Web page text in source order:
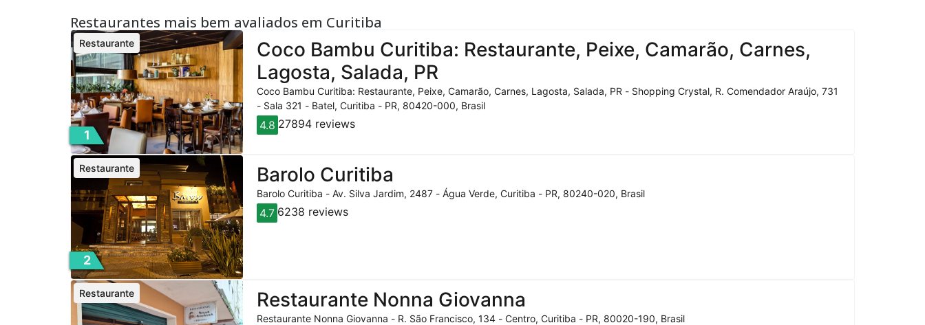
Restaurantes mais bem avaliados em Curitiba
1
Coco Bambu Curitiba: Restaurante, Peixe, Camarão, Carnes,
Lagosta, Salada, PR
Restaurante
Coco Bambu Curitiba: Restaurante, Peixe, Camarão, Carnes, Lagosta, Salada, PR - Shopping Crystal, R. Comendador Araújo, 731
- Sala 321 - Batel, Curitiba - PR, 80420-000, Brasil
4.8 27894 reviews
2
Barolo Curitiba
Restaurante
Barolo Curitiba - Av. Silva Jardim, 2487 - Água Verde, Curitiba - PR, 80240-020, Brasil
4.7 6238 reviews
Restaurante Nonna Giovanna
Restaurante
Restaurante Nonna Giovanna - R. São Francisco, 134 - Centro, Curitiba - PR, 80020-190, Brasil